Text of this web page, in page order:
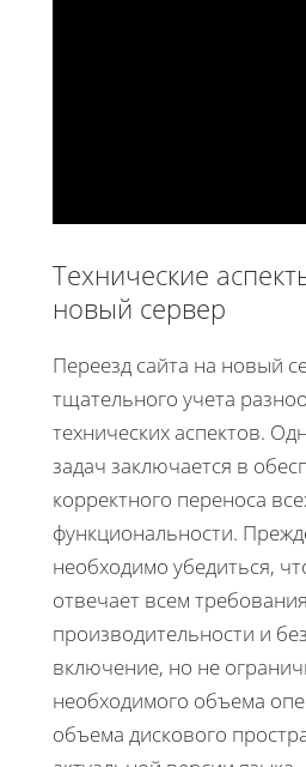
Технические
новый сервер
Переезд сайта на новый
тщательного учета
технических аспектов.
задач заключается в
корректного переноса
функциональности.
необходимо убедиться,
отвечает всем
производительности и
включение, но не
необходимого объема
объема дискового